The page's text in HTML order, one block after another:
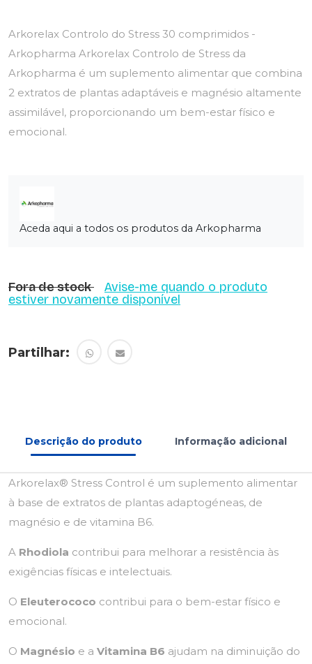
Arkorelax Controlo do Stress 30 comprimidos -
Arkopharma Arkorelax Controlo de Stress da
Arkopharma é um suplemento alimentar que combina
2 extratos de plantas adaptáveis e magnésio altamente
assimilável, proporcionando um bem-estar físico e
emocional.
Aceda aqui a todos os produtos da Arkopharma
Fora de stock
Avise-me quando o produto
estiver novamente disponível
Partilhar:
Descrição do produto Informação adicional
Arkorelax® Stress Control é um suplemento alimentar
à base de extratos de plantas adaptogéneas, de
magnésio e de vitamina B6.
A Rhodiola contribui para melhorar a resistência às
exigências físicas e intelectuais.
O Eleuterococo contribui para o bem-estar físico e
emocional.
O Magnésio e a Vitamina B6 ajudam na diminuição do